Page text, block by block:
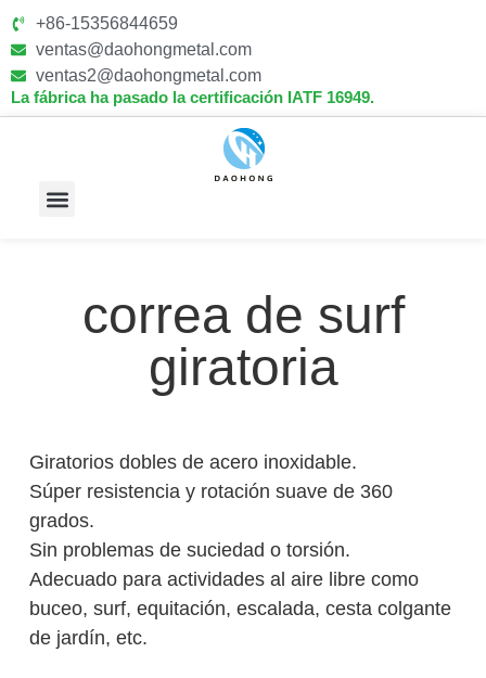
+86-15356844659
ventas@daohongmetal.com
ventas2@daohongmetal.com
La fábrica ha pasado la certificación IATF 16949.
correa de surf
giratoria
Giratorios dobles de acero inoxidable.
Súper resistencia y rotación suave de 360 ​​
grados.
Sin problemas de suciedad o torsión.
Adecuado para actividades al aire libre como
buceo, surf, equitación, escalada, cesta colgante
de jardín, etc.